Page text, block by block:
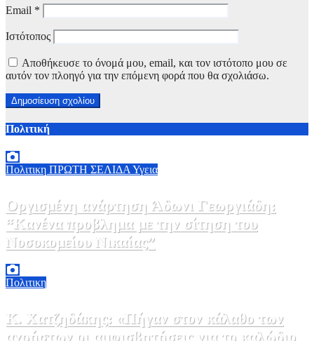
Email *
Ιστότοπος
Αποθήκευσε το όνομά μου, email, και τον ιστότοπο μου σε
αυτόν τον πλοηγό για την επόμενη φορά που θα σχολιάσω.
Πολιτική
Πολιτικη ΠΡΩΤΗ ΣΕΛΙΔΑ Υγεια
Οργισμένη ανάρτηση Άδωνι Γεωργιάδη:
“Κανένα προβλημα με την σίτηση του
Νοσοκομείου Νικαίας”
Πολιτικη
Κ. Χατζηδάκης: «Πήγαν στον κάλαθο των
αχρήστων οι αμφισβητήσεις για το καλώδιο